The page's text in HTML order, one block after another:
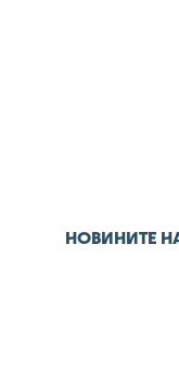
НОВИНИТЕ